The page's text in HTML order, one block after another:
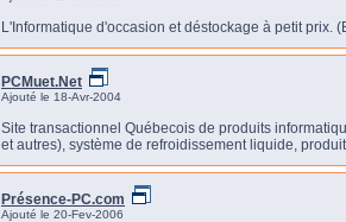
L'Informatique d'occasion et déstockage à petit prix.
PCMuet.Net
Ajouté le 18-Avr-2004
Site transactionnel Québecois de produits
et autres), système de refroidissement liquide,
Présence-PC.com
Ajouté le 20-Fev-2006